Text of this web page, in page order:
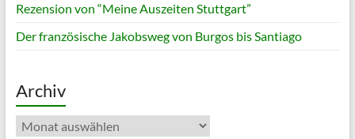
Rezension von “Meine Auszeiten Stuttgart”
Der französische Jakobsweg von Burgos bis Santiago
Archiv
Archiv